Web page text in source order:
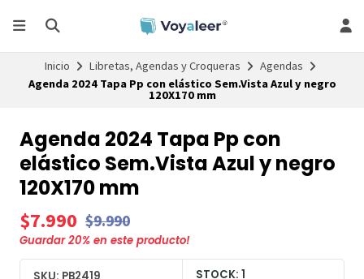
Inicio Libretas, Agendas y Croqueras
Agendas
Agenda 2024 Tapa Pp con elástico Sem.Vista Azul y negro
120X170 mm
Agenda 2024 Tapa Pp con
elástico Sem.Vista Azul y negro
120X170 mm
$7.990 $9.990
Guardar20% en este producto!
STOCK: 1